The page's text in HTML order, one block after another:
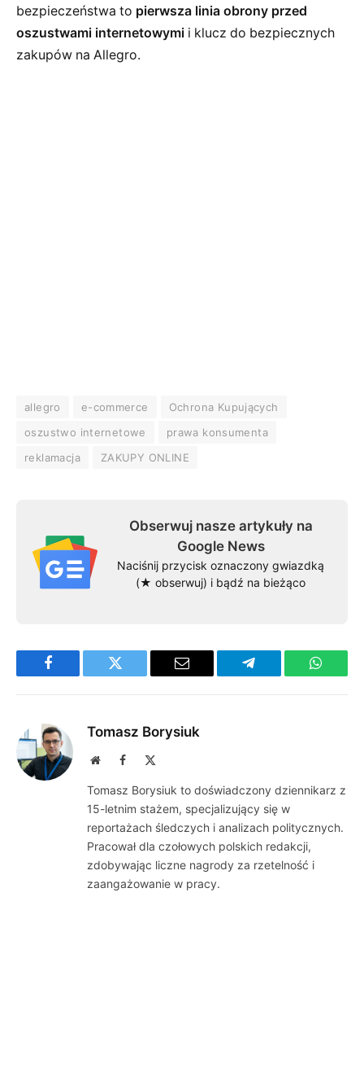
bezpieczeństwa to pierwsza linia obrony przed
oszustwami internetowymi i klucz do bezpiecznych
zakupów na Allegro.
allegro e-commerce
Ochrona Kupujących
oszustwo internetowe
prawa konsumenta
reklamacja
ZAKUPY ONLINE
Obserwuj nasze artykuły na
Google News
Naciśnij przycisk oznaczony gwiazdką
(★ obserwuj) i bądź na bieżąco
Facebook Twitter Email Telegram
Tomasz Borysiuk
WebsiteFacebook
Tomasz Borysiuk to doświadczony dziennikarz z
15-letnim stażem, specjalizujący się w
reportażach śledczych i analizach politycznych.
Pracował dla czołowych polskich redakcji,
zdobywając liczne nagrody za rzetelność i
zaangażowanie w pracy.